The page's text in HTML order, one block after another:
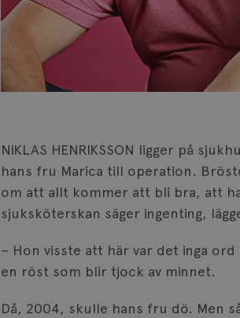
NIKLAS HENRIKSSON ligger på
hans fru Marica till operation.
om att allt kommer att bli bra, att
sjuksköterskan säger ingenting,
– Hon visste att här var det inga
en röst som blir tjock av minnet.
Då, 2004, skulle hans fru dö. Men